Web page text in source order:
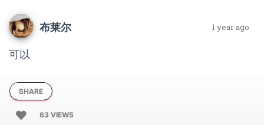
布莱尔 1 year ago
可以
SHARE
63 VIEWS